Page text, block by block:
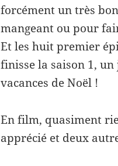
forcément un très
mangeant ou pour
Et les huit premier
finisse la saison 1,
vacances de Noël !
En film, quasiment
apprécié et deux